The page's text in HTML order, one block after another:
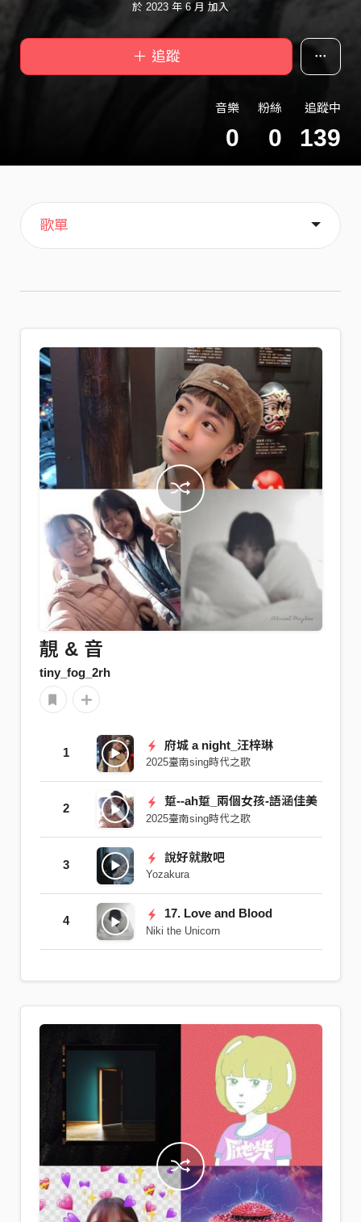
於 2023 年 6 月 加入
＋ 追蹤
音樂
0
粉絲
0
追蹤中
139
主頁
歌單
喜歡
關於
靚 & 音
tiny_fog_2rh
1
府城 a night_汪梓琳
2025臺南sing時代之歌
2
踅--ah踅_兩個女孩-語涵佳美
2025臺南sing時代之歌
3
說好就散吧
Yozakura
4
17. Love and Blood
Niki the Unicorn